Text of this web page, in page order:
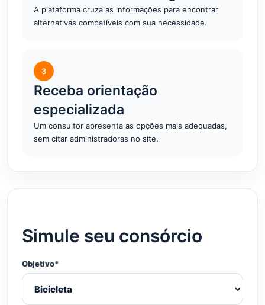
A plataforma cruza as informações para encontrar
alternativas compatíveis com sua necessidade.
3
Receba orientação
especializada
Um consultor apresenta as opções mais adequadas,
sem citar administradoras no site.
Simule seu consórcio
Objetivo*